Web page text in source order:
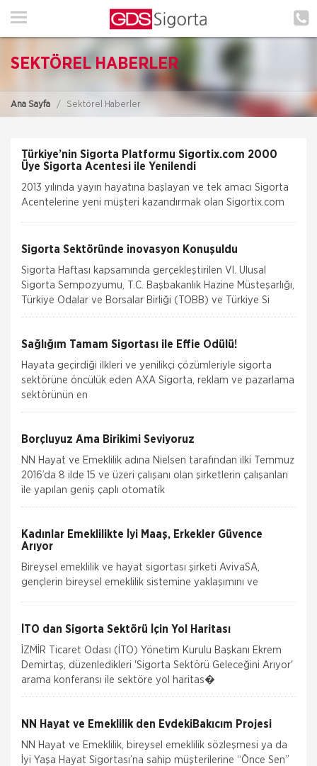
ANA SAYFA
POLIÇE HATIRLAT
TEKLİF AL
SEKTÖREL HABERLER
Ana Sayfa Sektörel Haberler
Türkiye’nin Sigorta Platformu Sigortix.com 2000
Üye Sigorta Acentesi ile Yenilendi
2013 yılında yayın hayatına başlayan ve tek amacı Sigorta
Acentelerine yeni müşteri kazandırmak olan Sigortix.com
Sigorta Sektöründe inovasyon Konuşuldu
Sigorta Haftası kapsamında gerçekleştirilen VI. Ulusal
Sigorta Sempozyumu, T.C. Başbakanlık Hazine Müsteşarlığı,
Türkiye Odalar ve Borsalar Birliği (TOBB) ve Türkiye Si
Sağlığım Tamam Sigortası ile Effie Ödülü!
Hayata geçirdiği ilkleri ve yenilikçi çözümleriyle sigorta
sektörüne öncülük eden AXA Sigorta, reklam ve pazarlama
sektörünün en
Borçluyuz Ama Birikimi Seviyoruz
NN Hayat ve Emeklilik adına Nielsen tarafından ilki Temmuz
2016’da 8 ilde 15 ve üzeri çalışanı olan şirketlerin çalışanları
ile yapılan geniş çaplı otomatik
Kadınlar Emeklilikte İyi Maaş, Erkekler Güvence
Arıyor
Bireysel emeklilik ve hayat sigortası şirketi AvivaSA,
gençlerin bireysel emeklilik sistemine yaklaşımını ve
İTO dan Sigorta Sektörü İçin Yol Haritası
İZMİR Ticaret Odası (İTO) Yönetim Kurulu Başkanı Ekrem
Demirtaş, düzenledikleri 'Sigorta Sektörü Geleceğini Arıyor'
arama konferansı ile sektöre yol haritas�
NN Hayat ve Emeklilik den EvdekiBakıcım Projesi
NN Hayat ve Emeklilik, bireysel emeklilik sözleşmesi ya da
İyi Yaşa Hayat Sigortası’na sahip müşterilerine “Önce Sen”